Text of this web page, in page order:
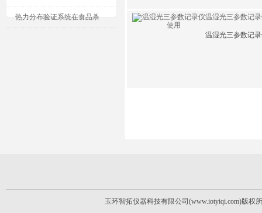
热力分布验证系统在食品杀 温湿光三参数记
温湿光三参数记
玉环智拓仪器科技有限公司(www.iotyiqi.com)版权